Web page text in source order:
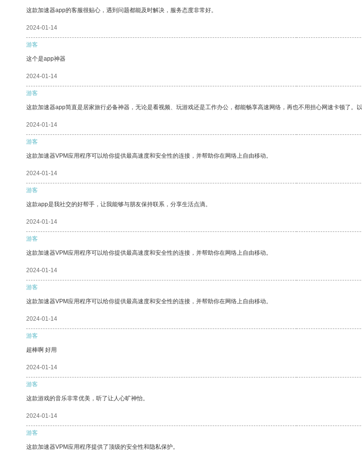
这款加速器app的客服很贴心，遇到问题都能及时解决，服务态度非常好。
2024-01-14
游客
这个是app神器
2024-01-14
游客
这款加速器app简直是居家旅行必备神器，无论是看视频、玩游戏还是工作办公，都能畅享高速网络，再也不用担心网速卡顿了。
2024-01-14
游客
这款加速器VPM应用程序可以给你提供最高速度和安全性的连接，并帮助你在网络上自由移动。
2024-01-14
游客
这款app是我社交的好帮手，让我能够与朋友保持联系，分享生活点滴。
2024-01-14
游客
这款加速器VPM应用程序可以给你提供最高速度和安全性的连接，并帮助你在网络上自由移动。
2024-01-14
游客
这款加速器VPM应用程序可以给你提供最高速度和安全性的连接，并帮助你在网络上自由移动。
2024-01-14
游客
超棒啊 好用
2024-01-14
游客
这款游戏的音乐非常优美，听了让人心旷神怡。
2024-01-14
游客
这款加速器VPM应用程序提供了顶级的安全性和隐私保护。